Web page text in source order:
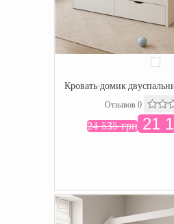
Кровать-домик
Отзывов 0
24 535 грн21